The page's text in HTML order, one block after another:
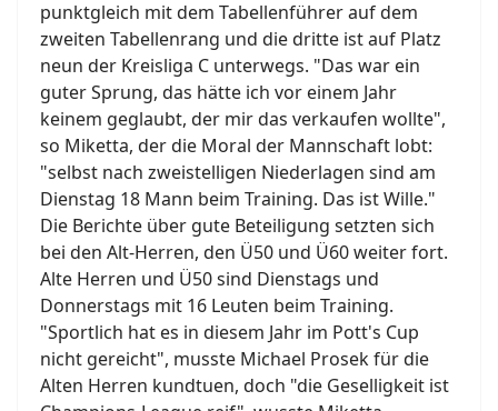
punktgleich mit dem Tabellenführer auf dem
zweiten Tabellenrang und die dritte ist auf Platz
neun der Kreisliga C unterwegs. "Das war ein
guter Sprung, das hätte ich vor einem Jahr
keinem geglaubt, der mir das verkaufen wollte",
so Miketta, der die Moral der Mannschaft lobt:
"selbst nach zweistelligen Niederlagen sind am
Dienstag 18 Mann beim Training. Das ist Wille."
Die Berichte über gute Beteiligung setzten sich
bei den Alt-Herren, den Ü50 und Ü60 weiter fort.
Alte Herren und Ü50 sind Dienstags und
Donnerstags mit 16 Leuten beim Training.
"Sportlich hat es in diesem Jahr im Pott's Cup
nicht gereicht", musste Michael Prosek für die
Alten Herren kundtuen, doch "die Geselligkeit ist